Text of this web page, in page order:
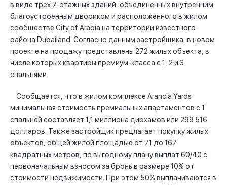
в виде трех 7-этажных зданий, объединенных внутренним
благоустроенным двориком и расположенного в жилом
сообществе City of Arabia на территории известного
района Dubailand. Согласно данным застройщика, в новом
проекте на продажу представлены 272 жилых объекта, в
числе которых квартиры премиум-класса с 1, 2 и 3
спальнями.
Сообщается, что в жилом комплексе Arancia Yards
минимальная стоимость премиальных апартаментов с 1
спальней составляет 1,1 миллиона дирхамов или 299 516
долларов. Также застройщик предлагает покупку жилых
объектов, общей жилой площадью от 71 до 167
квадратных метров, по выгодному плану выплат 60/40 с
первоначальным взносом за бронь в размере 10% от
стоимости недвижимости. При этом 50% выплачиваются в